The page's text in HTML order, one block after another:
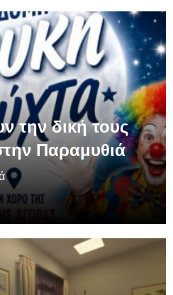
την δική τους
Παραμυθιά